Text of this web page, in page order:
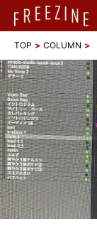
TOP COLUMN